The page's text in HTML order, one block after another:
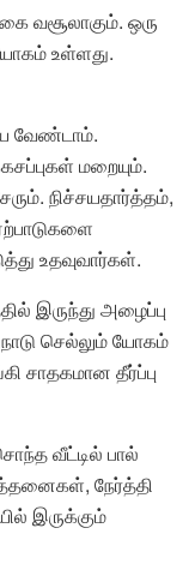
வசூலாகும். ஒரு
உள்ளது.
வேண்டாம்.
மறையும்.
நிச்சயதார்த்தம்,
உதவுவார்கள்.
இருந்து அழைப்பு
செல்லும் யோகம்
சாதகமான தீர்ப்பு
வீட்டில் பால்
நேர்த்தி
இருக்கும்